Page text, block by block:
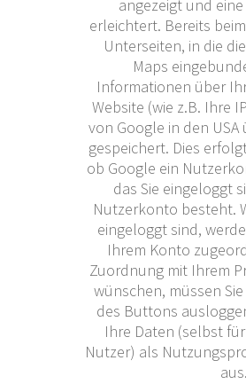
angezeigt und
erleichtert. Bereits
Unterseiten, in die
Maps
Informationen über
Website (wie z.B. Ihre
von Google in den
gespeichert. Dies
ob Google ein
das Sie eingeloggt
Nutzerkonto besteht.
eingeloggt sind,
Ihrem Konto
Zuordnung mit Ihrem
wünschen, müssen
des Buttons
Ihre Daten (selbst
Nutzer) als
aus.